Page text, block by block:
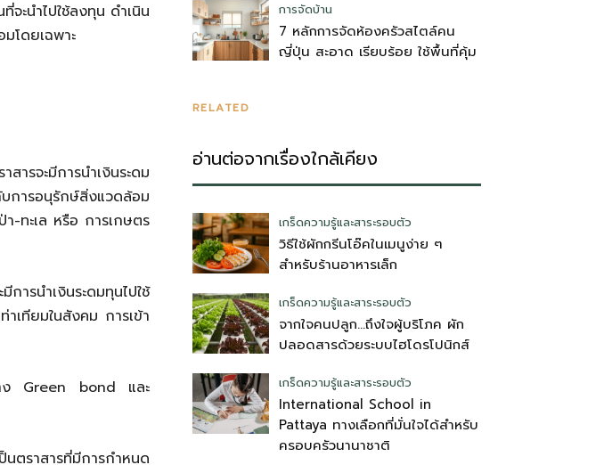
จะนำไปใช้ลงทุน ดำเนิน
โดยเฉพาะ
ารจะมีการนำเงินระดม
การอนุรักษ์สิ่งแวดล้อม
-ทะเล หรือ การเกษตร
ารนำเงินระดมทุนไปใช้
เทียมในสังคม การเข้า
ง Green bond และ
นตราสารที่มีการกำหนด
การจัดบ้าน
7 หลักการจัดห้องครัวสไตล์คน
ญี่ปุ่น สะอาด เรียบร้อย ใช้พื้นที่คุ้ม
RELATED
อ่านต่อจากเรื่องใกล้เคียง
เกร็ดความรู้และสาระรอบตัว
วิธีใช้ผักกรีนโอ๊คในเมนูง่าย ๆ
สำหรับร้านอาหารเล็ก
เกร็ดความรู้และสาระรอบตัว
จากใจคนปลูก…ถึงใจผู้บริโภค ผัก
ปลอดสารด้วยระบบไฮโดรโปนิกส์
เกร็ดความรู้และสาระรอบตัว
International School in
Pattaya ทางเลือกที่มั่นใจได้สำหรับ
ครอบครัวนานาชาติ